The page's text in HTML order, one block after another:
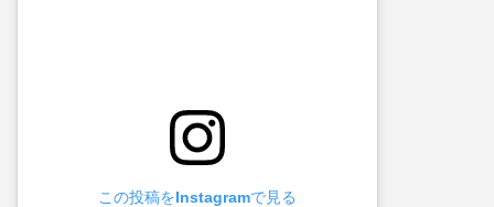
この投稿をInstagramで見る